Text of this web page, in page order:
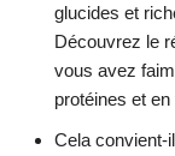
glucides et
Découvrez le
vous avez
protéines et
Cela convient-